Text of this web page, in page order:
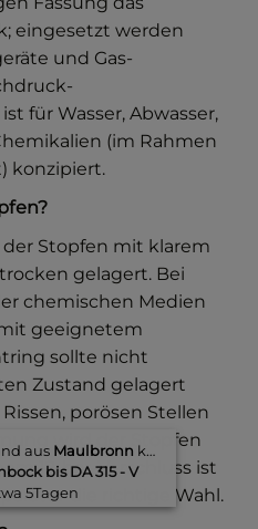
eingesetzt werden
und Gas-
für Wasser, Abwasser,
(im Rahmen
konzipiert.
Stopfen mit klarem
gelagert. Bei
chemischen Medien
geeignetem
sollte nicht
Zustand gelagert
porösen Stellen
wird der Stopfen
12-bar-Verschluss ist
die richtige Wahl.
aus Maulbronn kaufte gerade
bis DA 315 - V
5Tagen​